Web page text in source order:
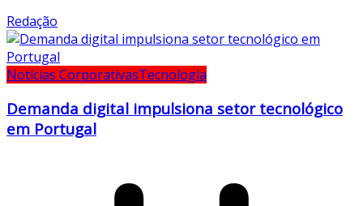
Redação
Notícias CorporativasTecnologia
Demanda digital impulsiona setor tecnológico
em Portugal